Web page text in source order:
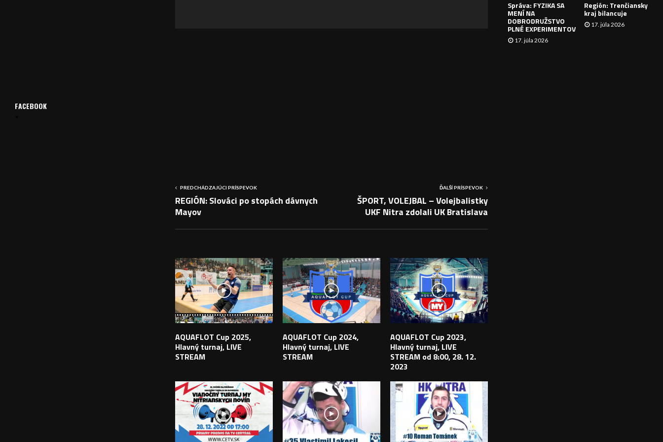
PREDCHÁDZAJÚCI PRÍSPEVOK
REGIÓN: Slováci po stopách dávnych
Mayov
ĎALŠÍ PRÍSPEVOK
ŠPORT, VOLEJBAL – Volejbalistky
UKF Nitra zdolali UK Bratislava
AQUAFLOT Cup 2025,
Hlavný turnaj, LIVE
STREAM
AQUAFLOT Cup 2024,
Hlavný turnaj, LIVE
STREAM
AQUAFLOT Cup 2023,
Hlavný turnaj, LIVE
STREAM od 8:00, 28. 12.
2023
FACEBOOK
I
Správa: FYZIKA SA
MENÍ NA
DOBRODRUŽSTVO
PLNÉ EXPERIMENTOV
17. júla 2026
Región: Trenčiansky
kraj bilancuje
17. júla 2026